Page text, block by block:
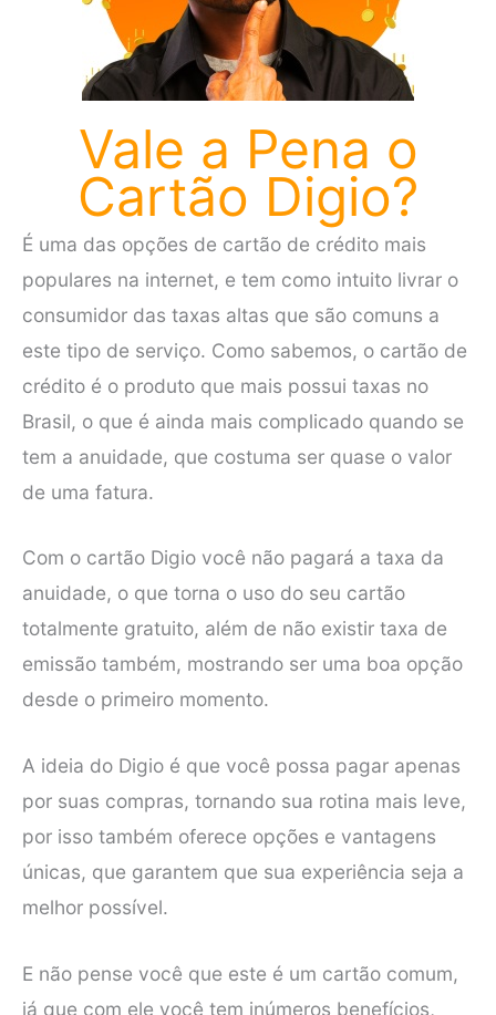
Vale a Pena o
Cartão Digio?
É uma das opções de cartão de crédito mais
populares na internet, e tem como intuito livrar o
consumidor das taxas altas que são comuns a
este tipo de serviço. Como sabemos, o cartão de
crédito é o produto que mais possui taxas no
Brasil, o que é ainda mais complicado quando se
tem a anuidade, que costuma ser quase o valor
de uma fatura.
Com o cartão Digio você não pagará a taxa da
anuidade, o que torna o uso do seu cartão
totalmente gratuito, além de não existir taxa de
emissão também, mostrando ser uma boa opção
desde o primeiro momento.
A ideia do Digio é que você possa pagar apenas
por suas compras, tornando sua rotina mais leve,
por isso também oferece opções e vantagens
únicas, que garantem que sua experiência seja a
melhor possível.
E não pense você que este é um cartão comum,
já que com ele você tem inúmeros benefícios,